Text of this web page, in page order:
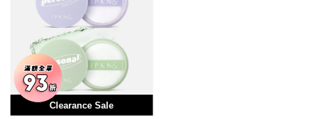
Clearance Sale